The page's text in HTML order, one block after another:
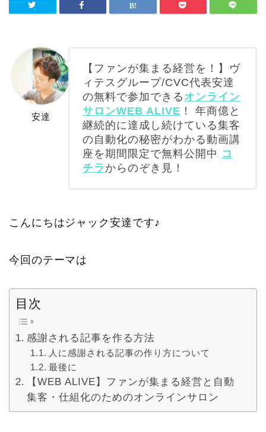
安達
【ファンが集まる経営を！】ヴ
ィテスグループ/CVC代表安達
の無料で参加できる オンライン
サロンWEB ALIVE ！ 年商億と
継続的に達成し続けている集客
の自動化の秘密がわかる動画講
座を期間限定で無料公開中 コ
チラ からのぞき見！
こんにちはジャック安達です♪
今回のテーマは
目次
感謝される記事を作る方法
人に感謝される記事の作り方について
最後に
【WEB ALIVE】ファンが集まる経営と自動
集客・仕組化のためのオンラインサロン